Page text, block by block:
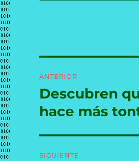
de
entradas
ANTERIOR
Entrada
anterior:
Descubren
hace más
SIGUIENTE